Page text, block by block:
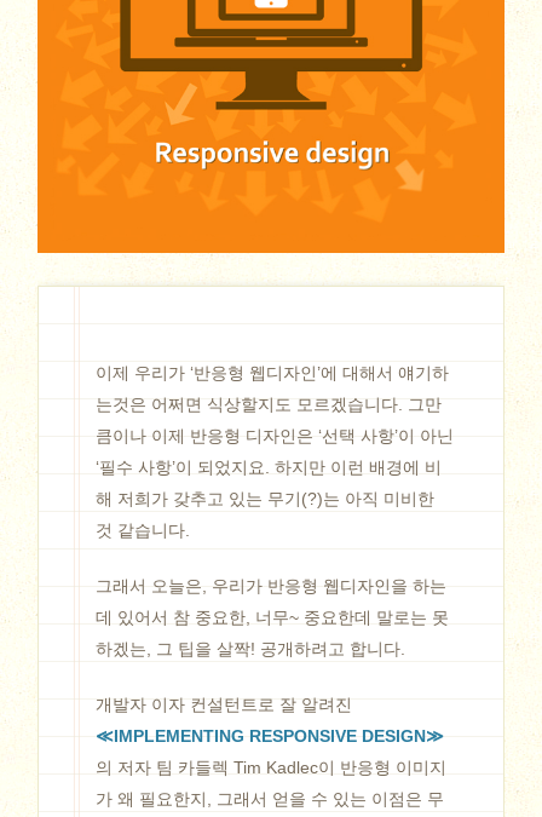
이제 우리가 ‘반응형 웹디자인’에 대해서 얘기하
는것은 어쩌면 식상할지도 모르겠습니다. 그만
큼이나 이제 반응형 디자인은 ‘선택 사항’이 아닌
‘필수 사항’이 되었지요. 하지만 이런 배경에 비
해 저희가 갖추고 있는 무기(?)는 아직 미비한
것 같습니다.
그래서 오늘은, 우리가 반응형 웹디자인을 하는
데 있어서 참 중요한, 너무~ 중요한데 말로는 못
하겠는, 그 팁을 살짝! 공개하려고 합니다.
개발자 이자 컨설턴트로 잘 알려진
≪IMPLEMENTING RESPONSIVE DESIGN≫
의 저자 팀 카들렉 Tim Kadlec이 반응형 이미지
가 왜 필요한지, 그래서 얻을 수 있는 이점은 무